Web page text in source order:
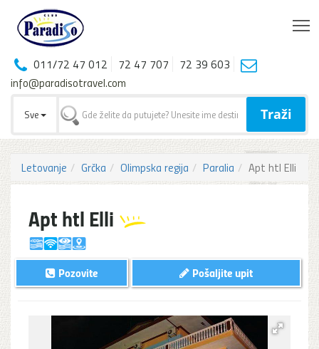
011/72 47 012 72 47 707
72 39 603
info@paradisotravel.com
Sve Traži
Letovanje Grčka Olimpska regija Paralia Apt htl Elli
Apt htl Elli
Pošaljite upit
Pozovite